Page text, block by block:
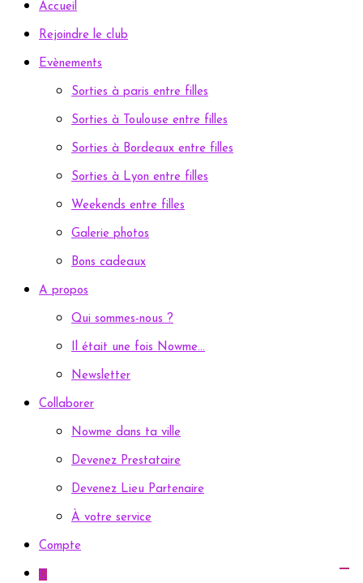
Accueil
Rejoindre le club
Evènements
Sorties à paris entre filles
Sorties à Toulouse entre filles
Sorties à Bordeaux entre filles
Sorties à Lyon entre filles
Weekends entre filles
Galerie photos
Bons cadeaux
A propos
Qui sommes-nous ?
Il était une fois Nowme…
Newsletter
Collaborer
Nowme dans ta ville
Devenez Prestataire
Devenez Lieu Partenaire
À votre service
Compte
0